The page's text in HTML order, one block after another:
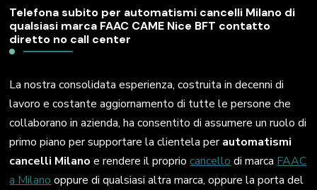
Telefona subito per automatismi cancelli Milano di
qualsiasi marca FAAC CAME Nice BFT contatto
diretto no call center
La nostra consolidata esperienza, costruita in decenni di
lavoro e costante aggiornamento di tutte le persone che
collaborano in azienda, ha consentito di assumere un ruolo di
primo piano per supportare la clientela perautomatismi
cancelli Milano e rendere il propriocancello di marca FAAC
a Milano oppure di qualsiasi altra marca, oppure la porta del